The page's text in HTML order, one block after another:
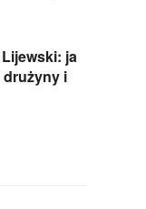
ja
i